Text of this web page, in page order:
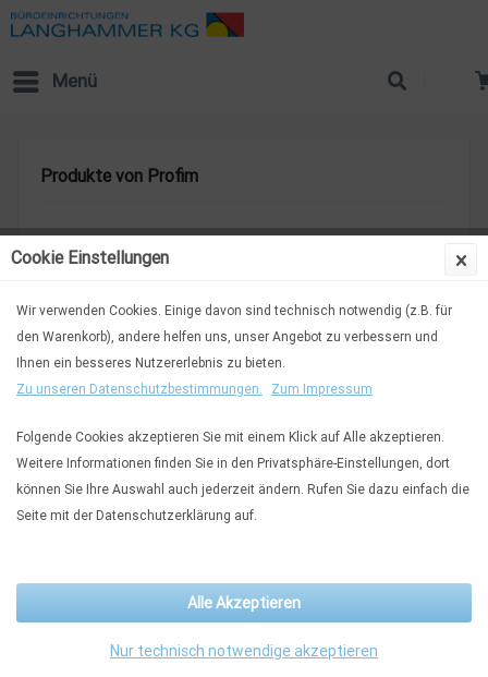
Menü
Produkte von Profim
Cookie Einstellungen
Wir verwenden Cookies. Einige davon sind technisch notwendig (z.B. für
den Warenkorb), andere helfen uns, unser Angebot zu verbessern und
Ihnen ein besseres Nutzererlebnis zu bieten.
Zu unseren Datenschutzbestimmungen.
Zum Impressum
Folgende Cookies akzeptieren Sie mit einem Klick auf Alle akzeptieren.
Weitere Informationen finden Sie in den Privatsphäre-Einstellungen, dort
können Sie Ihre Auswahl auch jederzeit ändern. Rufen Sie dazu einfach die
Seite mit der Datenschutzerklärung auf.
Nur technisch notwendige akzeptieren
Alle Akzeptieren